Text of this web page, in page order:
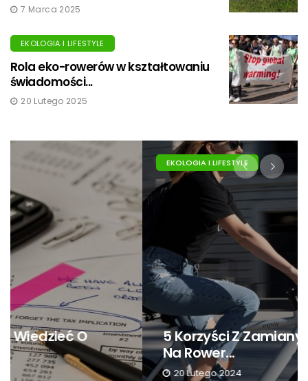
7 Marca 2025
EKOLOGIA I LIFESTYLE
Rola eko-rowerów w kształtowaniu
świadomości...
20 Lutego 2025
EKOLOGIA I LIFESTYLE
5 Korzyści Z Zamiany Samochodu
Na Rower...
20 Lutego 2024